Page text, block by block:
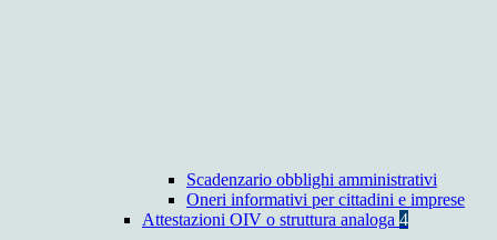
Scadenzario obblighi amministrativi
Oneri informativi per cittadini e imprese
Attestazioni OIV o struttura analoga 4